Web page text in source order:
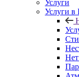
Услуги
Услуги в